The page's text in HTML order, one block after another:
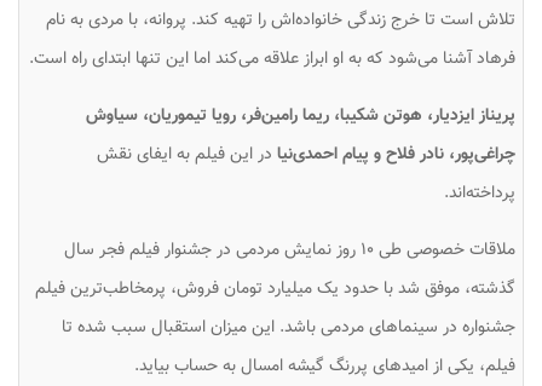
تلاش است تا خرج زندگی خانواده‌اش را تهیه کند. پروانه، با مردی به نام
فرهاد آشنا می‌شود که به او ابراز علاقه می‌کند اما این تنها ابتدای راه است.
پریناز ایزدیار، هوتن شکیبا، ریما رامین‌فر، رویا تیموریان، سیاوش
چراغی‌پور، نادر فلاح و پیام احمدی‌نیا در این فیلم به ایفای نقش
پرداخته‌اند.
ملاقات خصوصی
طی ۱۰ روز نمایش مردمی در جشنوار فیلم فجر سال
گذشته، موفق شد با حدود یک میلیارد تومان فروش، پرمخاطب‎‌ترین فیلم
جشنواره در سینماهای مردمی باشد. این میزان استقبال سبب شده تا
فیلم، یکی از امیدهای پررنگ گیشه امسال به حساب بیاید.